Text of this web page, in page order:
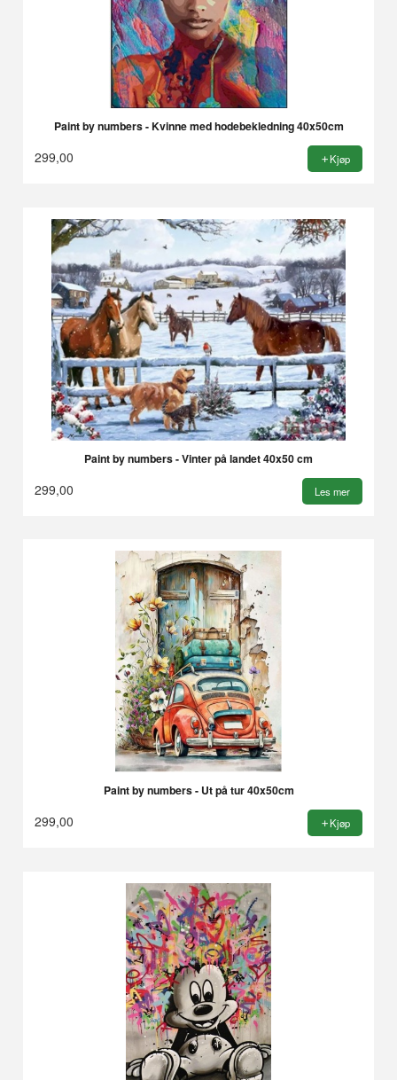
Paint by numbers - Kvinne med hodebekledning 40x50cm
299,00 Kjøp
Paint by numbers - Vinter på landet 40x50 cm
299,00 Les mer
Paint by numbers - Ut på tur 40x50cm
299,00 Kjøp